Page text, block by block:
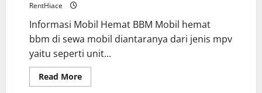
RentHiace
Informasi Mobil Hemat BBM Mobil hemat
bbm di sewa mobil diantaranya dari jenis mpv
yaitu seperti unit...
Read MoreRead
more